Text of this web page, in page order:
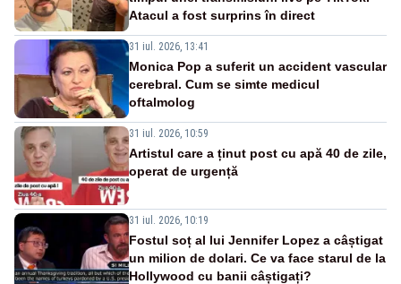
Atacul a fost surprins în direct
31 iul. 2026, 13:41
Monica Pop a suferit un accident vascular
cerebral. Cum se simte medicul
oftalmolog
31 iul. 2026, 10:59
Artistul care a ținut post cu apă 40 de zile,
operat de urgență
31 iul. 2026, 10:19
Fostul soț al lui Jennifer Lopez a câștigat
un milion de dolari. Ce va face starul de la
Hollywood cu banii câștigați?